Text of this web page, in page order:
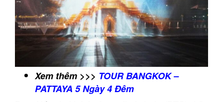
Xem thêm >>> TOUR BANGKOK –
PATTAYA 5 Ngày 4 Đêm